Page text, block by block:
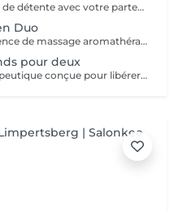
Partagez un agréable moment de détente avec votre partenaire, un proche ou un ami grâce à notre massage aux pierres chaudes en duo. La chaleur des pierres et les huiles chaudes aident à relâcher les tensions musculaires et procurent une expérience de bien-être apaisante.
Duo
Profitez d'une agréable expérience de massage aromathérapie conçue pour deux personnes. Des huiles aromatiques soigneusement sélectionnées sont associées à des mouvements doux et fluides afin de créer un soin particulièrement apaisant. Les parfums naturels contribuent à instaurer une atmosphère sereine tandis que le massage favorise la détente et le confort. Un choix idéal pour les couples, amis ou membres d'une même famille souhaitant partager un agréable moment de bien-être.
pour deux
Partagez une expérience thérapeutique conçue pour libérer les tensions profondément installées et retrouver une meilleure liberté de mouvement. Grâce à des pressions lentes et ciblées, ce massage agit sur les couches musculaires profondes et les tissus conjonctifs. Il convient particulièrement aux personnes souffrant de tensions persistantes, de contraintes physiques ou menant un mode de vie actif.